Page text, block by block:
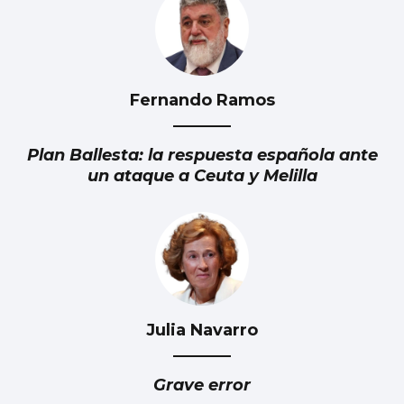
Fernando Ramos
Plan Ballesta: la respuesta española ante
un ataque a Ceuta y Melilla
Julia Navarro
Grave error